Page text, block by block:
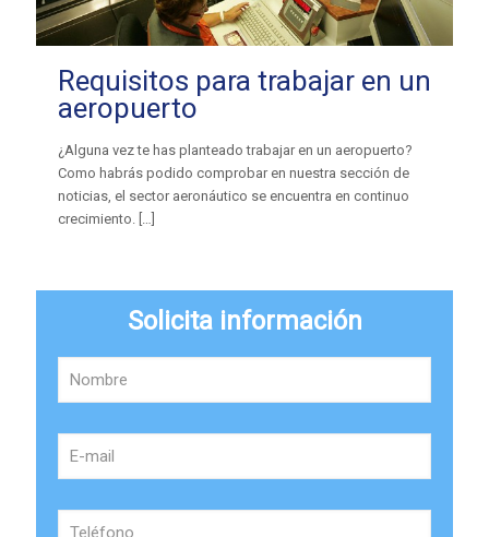
Requisitos para trabajar en un
aeropuerto
¿Alguna vez te has planteado trabajar en un aeropuerto?
Como habrás podido comprobar en nuestra sección de
noticias, el sector aeronáutico se encuentra en continuo
crecimiento.
Solicita información